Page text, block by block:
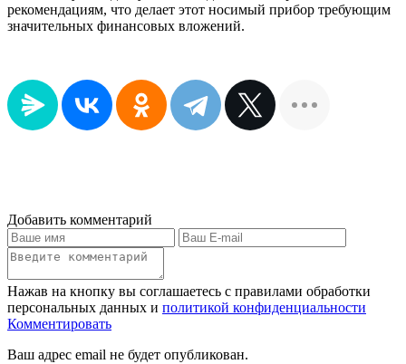
рекомендациям, что делает этот носимый прибор требующим
значительных финансовых вложений.
Добавить комментарий
Нажав на кнопку вы соглашаетесь с правилами обработки
персональных данных и политикой конфиденциальности
Комментировать
Ваш адрес email не будет опубликован.